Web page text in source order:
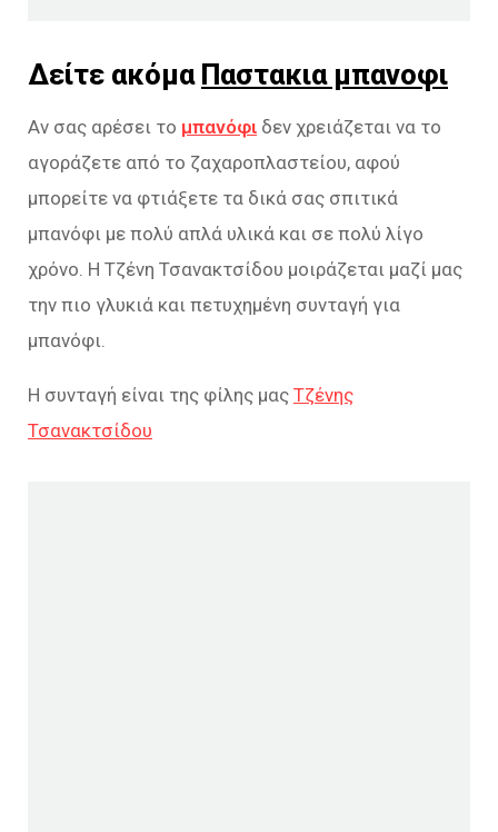
Δείτε ακόμα Παστακια μπανοφι
Αν σας αρέσει το μπανόφι δεν χρειάζεται να το
αγοράζετε από το ζαχαροπλαστείου, αφού
μπορείτε να φτιάξετε τα δικά σας σπιτικά
μπανόφι με πολύ απλά υλικά και σε πολύ λίγο
χρόνο. Η Τζένη Τσανακτσίδου μοιράζεται μαζί μας
την πιο γλυκιά και πετυχημένη συνταγή για
μπανόφι.
Η συνταγή είναι της φίλης μας Τζένης
Τσανακτσίδου